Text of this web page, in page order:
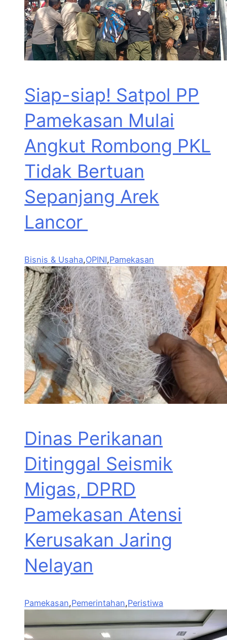
Siap-siap! Satpol PP
Pamekasan Mulai
Angkut Rombong PKL
Tidak Bertuan
Sepanjang Arek
Lancor
Bisnis & Usaha,OPINI,Pamekasan
Dinas Perikanan
Ditinggal Seismik
Migas, DPRD
Pamekasan Atensi
Kerusakan Jaring
Nelayan
Pamekasan,Pemerintahan,Peristiwa